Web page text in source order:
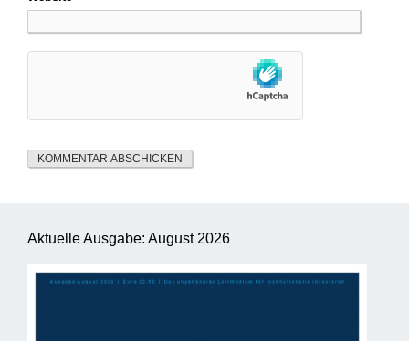
Aktuelle Ausgabe: August 2026